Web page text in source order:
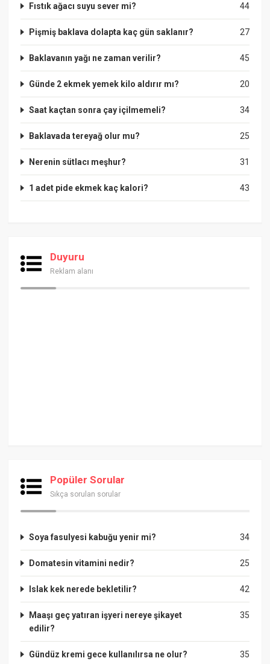
44
Fıstık ağacı suyu sever mi?
27
Pişmiş baklava dolapta kaç gün saklanır?
45
Baklavanın yağı ne zaman verilir?
20
Günde 2 ekmek yemek kilo aldırır mı?
34
Saat kaçtan sonra çay içilmemeli?
25
Baklavada tereyağ olur mu?
31
Nerenin sütlacı meşhur?
43
1 adet pide ekmek kaç kalori?
Duyuru
Reklam alanı
Popüler Sorular
Sıkça sorulan sorular
34
Soya fasulyesi kabuğu yenir mi?
25
Domatesin vitamini nedir?
42
Islak kek nerede bekletilir?
35
Maaşı geç yatıran işyeri nereye şikayet
edilir?
35
Gündüz kremi gece kullanılırsa ne olur?